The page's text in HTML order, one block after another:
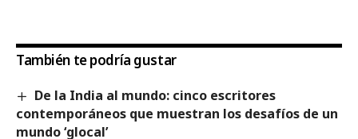
También te podría gustar
De la India al mundo: cinco escritores
contemporáneos que muestran los desafíos de un
mundo ‘glocal’